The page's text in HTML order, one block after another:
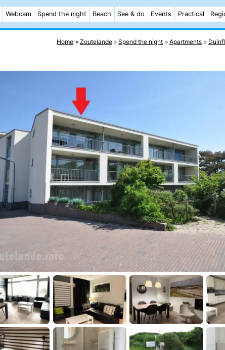
Webcam Spend the night Beach See & do Events Practical
Home Zoutelande Spend the night Apartments